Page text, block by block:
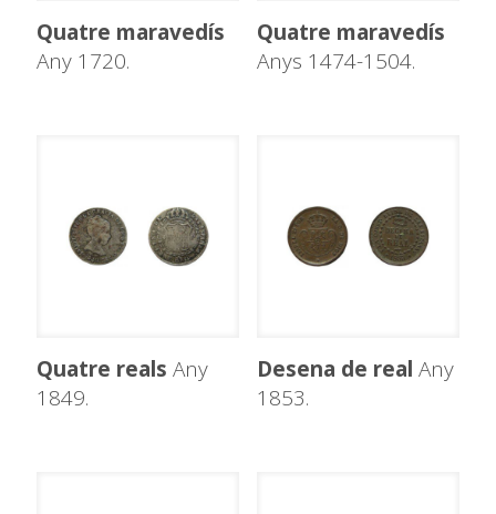
Quatre maravedís
Any 1720.
Quatre maravedís
Anys 1474-1504.
Quatre reals Any
1849.
Desena de real Any
1853.